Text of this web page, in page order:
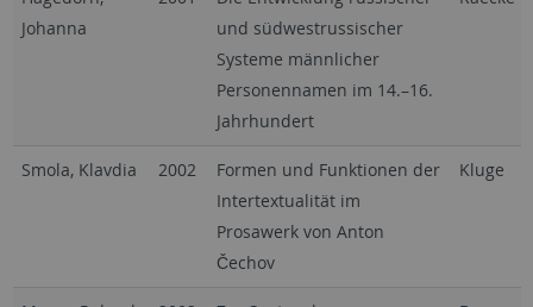
Johanna
und südwestrussischer
Systeme männlicher
Personennamen im 14.–16.
Jahrhundert
Smola, Klavdia 2002
Formen und Funktionen der
Intertextualität im
Prosawerk von Anton
Čechov
Kluge